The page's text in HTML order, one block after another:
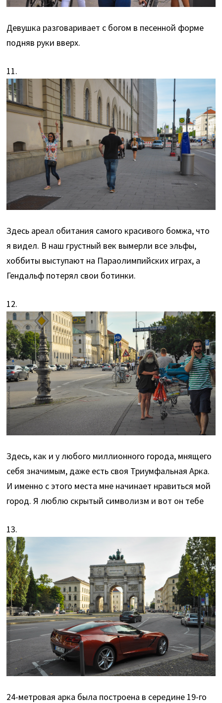
Девушка разговаривает с богом в песенной форме
подняв руки вверх.
11.
Здесь ареал обитания самого красивого бомжа, что
я видел. В наш грустный век вымерли все эльфы,
хоббиты выступают на Параолимпийских играх, а
Гендальф потерял свои ботинки.
12.
Здесь, как и у любого миллионного города, мнящего
себя значимым, даже есть своя Триумфальная Арка.
И именно с этого места мне начинает нравиться мой
город. Я люблю скрытый символизм и вот он тебе
13.
24-метровая арка была построена в середине 19-го